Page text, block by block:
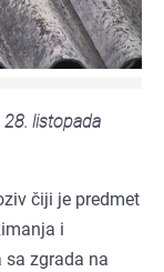
listopada
čiji je predmet
i
zgrada na